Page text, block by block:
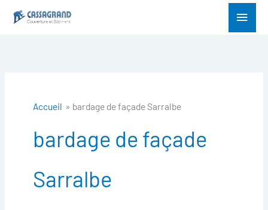
Menu
Accueil bardage de façade Sarralbe
bardage de façade
Sarralbe